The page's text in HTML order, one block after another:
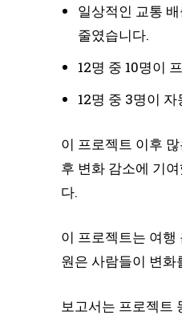
일상적인 교통
줄였습니다.
12명 중 10명이
12명 중 3명이
이 프로젝트 이후
후 변화 감소에 기
다.
이 프로젝트는 여
원은 사람들이 변화
보고서는 프로젝트